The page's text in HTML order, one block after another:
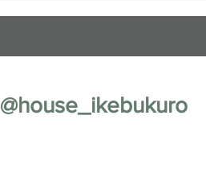
@house_ikebukuro